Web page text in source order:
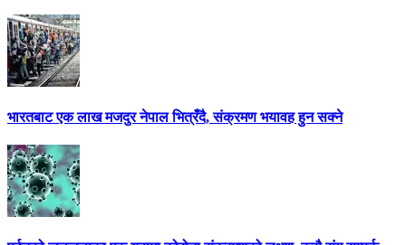
भारतबाट एक लाख मजदुर नेपाल भित्रँदै, संक्रमण भयावह हुन सक्ने